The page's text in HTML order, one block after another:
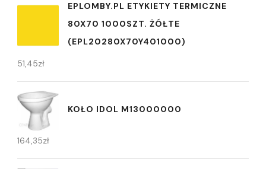
EPLOMBY.PL ETYKIETY TERMICZNE
80X70 1000SZT. ŻÓŁTE
(EPL20280X70Y401000)
51,45zł
KOŁO IDOL M13000000
164,35zł